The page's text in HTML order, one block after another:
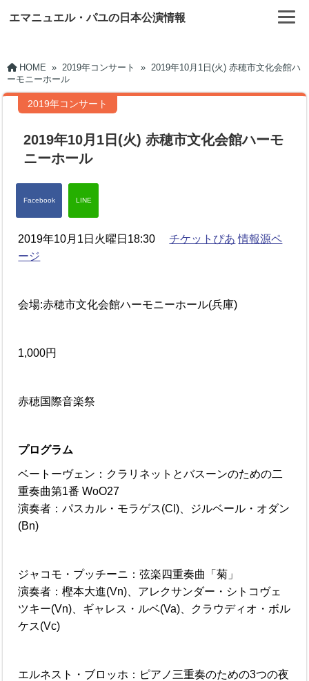
エマニュエル・パユの日本公演情報
HOME » 2019年コンサート » 2019年10月1日(火) 赤穂市文化会館ハ
ーモニーホール
2019年コンサート
2019年10月1日(火) 赤穂市文化会館ハーモ
ニーホール
2019年10月1日火曜日18:30チケットぴあ 情報源ペ
ージ
会場:赤穂市文化会館ハーモニーホール(兵庫)
1,000円
赤穂国際音楽祭
プログラム
ベートーヴェン：クラリネットとバスーンのための二
重奏曲第1番 WoO27
演奏者：パスカル・モラゲス(Cl)、ジルベール・オダン
(Bn)
ジャコモ・プッチーニ：弦楽四重奏曲「菊」
演奏者：樫本大進(Vn)、アレクサンダー・シトコヴェ
ツキー(Vn)、ギャレス・ルベ(Va)、クラウディオ・ボル
ケス(Vc)
エルネスト・ブロッホ：ピアノ三重奏のための3つの夜